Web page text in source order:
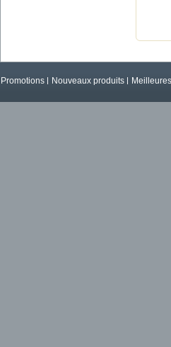
Promotions Nouveaux produits